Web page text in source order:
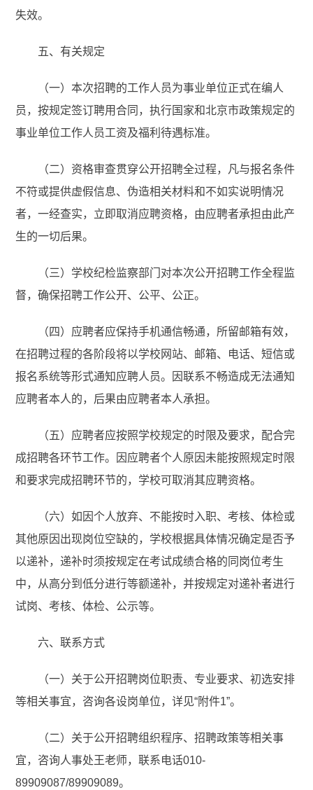
失效。
五、有关规定
（一）本次招聘的工作人员为事业单位正式在编人
员，按规定签订聘用合同，执行国家和北京市政策规定的
事业单位工作人员工资及福利待遇标准。
（二）资格审查贯穿公开招聘全过程，凡与报名条件
不符或提供虚假信息、伪造相关材料和不如实说明情况
者，一经查实，立即取消应聘资格，由应聘者承担由此产
生的一切后果。
（三）学校纪检监察部门对本次公开招聘工作全程监
督，确保招聘工作公开、公平、公正。
（四）应聘者应保持手机通信畅通，所留邮箱有效，
在招聘过程的各阶段将以学校网站、邮箱、电话、短信或
报名系统等形式通知应聘人员。因联系不畅造成无法通知
应聘者本人的，后果由应聘者本人承担。
（五）应聘者应按照学校规定的时限及要求，配合完
成招聘各环节工作。因应聘者个人原因未能按照规定时限
和要求完成招聘环节的，学校可取消其应聘资格。
（六）如因个人放弃、不能按时入职、考核、体检或
其他原因出现岗位空缺的，学校根据具体情况确定是否予
以递补，递补时须按规定在考试成绩合格的同岗位考生
中，从高分到低分进行等额递补，并按规定对递补者进行
试岗、考核、体检、公示等。
六、联系方式
（一）关于公开招聘岗位职责、专业要求、初选安排
等相关事宜，咨询各设岗单位，详见“附件1”。
（二）关于公开招聘组织程序、招聘政策等相关事
宜，咨询人事处王老师，联系电话010-
89909087/89909089。